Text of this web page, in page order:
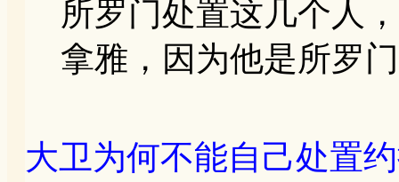
所罗门处置这几个人
拿雅，因为他是所罗
大卫为何不能自己处置